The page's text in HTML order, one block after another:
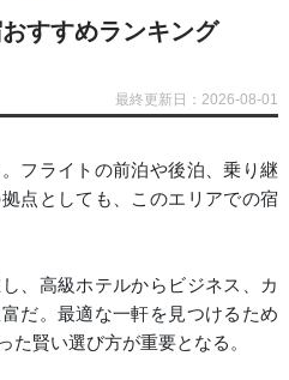
すすめランキング
最終更新日：2026-08-01
フライトの前泊や後泊、乗り継
点としても、このエリアでの宿
、高級ホテルからビジネス、カ
だ。最適な一軒を見つけるため
た賢い選び方が重要となる。